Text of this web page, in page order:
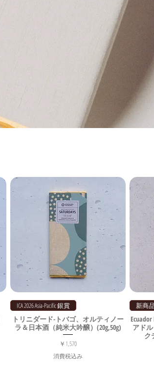
ICA 2026 Asia-Pacific 銀賞
トリニダード-トバゴ、オルティノー
ラ＆日本酒（純米大吟醸）(20g,50g)
価格
￥1,570
消費税込み
新商品
アド
ク